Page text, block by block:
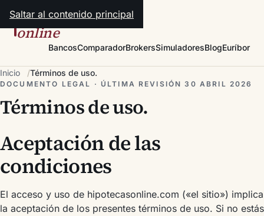
Saltar al contenido principal
hipotecas
online
BancosComparadorBrokersSimuladoresBlogEuríbor
Inicio Términos de uso.
DOCUMENTO LEGAL · ÚLTIMA REVISIÓN 30 ABRIL 2026
Términos de uso.
Aceptación de las
condiciones
El acceso y uso de hipotecasonline.com («el sitio») implica
la aceptación de los presentes términos de uso. Si no estás